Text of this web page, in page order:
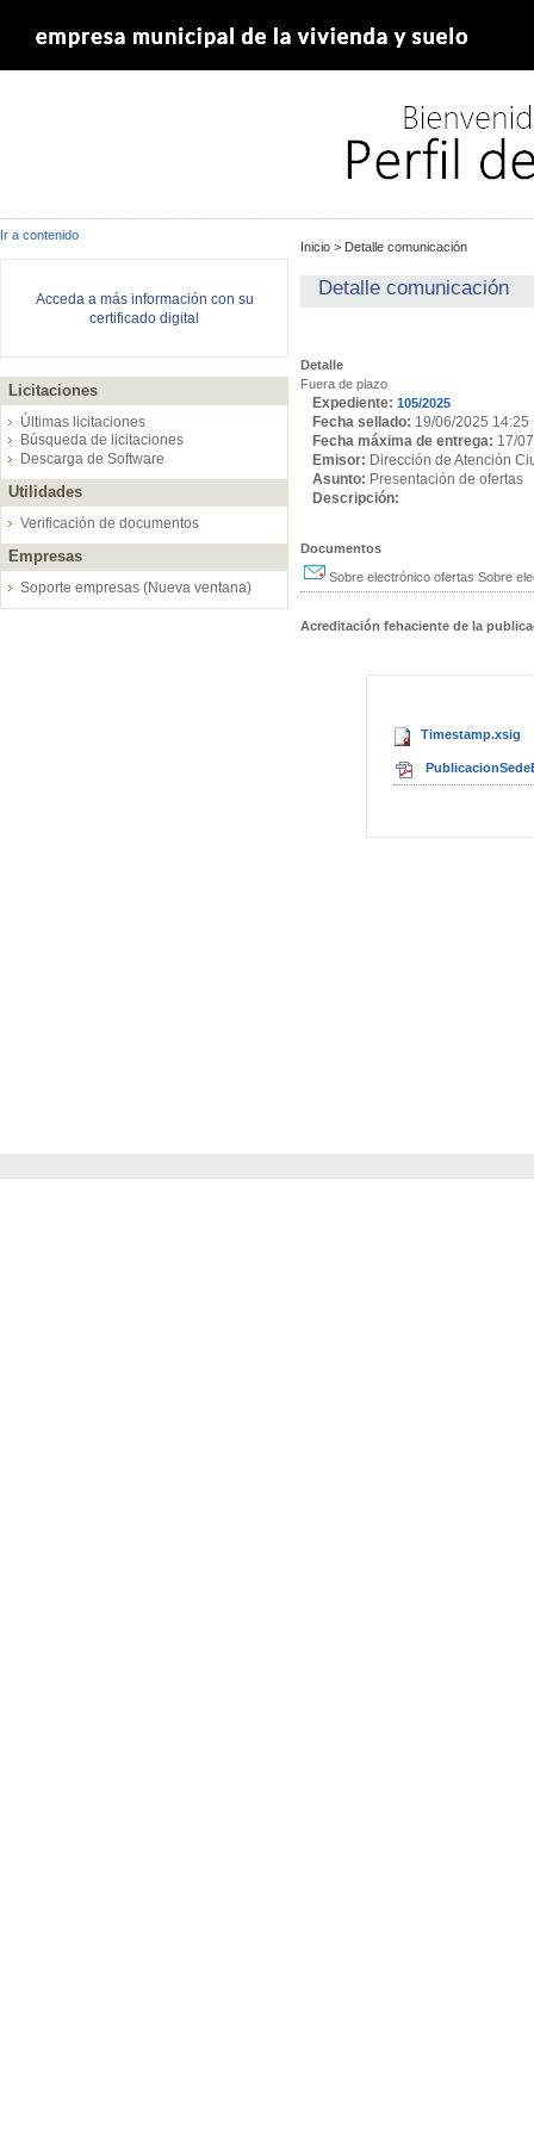
Ir a contenido
Acceda a más información con su
certificado digital
Licitaciones
Últimas licitaciones
Búsqueda de licitaciones
Descarga de Software
Utilidades
Verificación de documentos
Empresas
Soporte empresas (Nueva ventana)
Inicio > Detalle comunicación
Detalle comunicación
Detalle
Fuera de plazo
Expediente: 105/2025
Fecha sellado: 19/06/2025 14:25
Fecha máxima de entrega: 17/
Emisor: Dirección de Atención
Asunto: Presentación de ofertas
Descripción:
Documentos
Sobre electrónico ofertas Sobre
Acreditación fehaciente de la
Timestamp.xsig